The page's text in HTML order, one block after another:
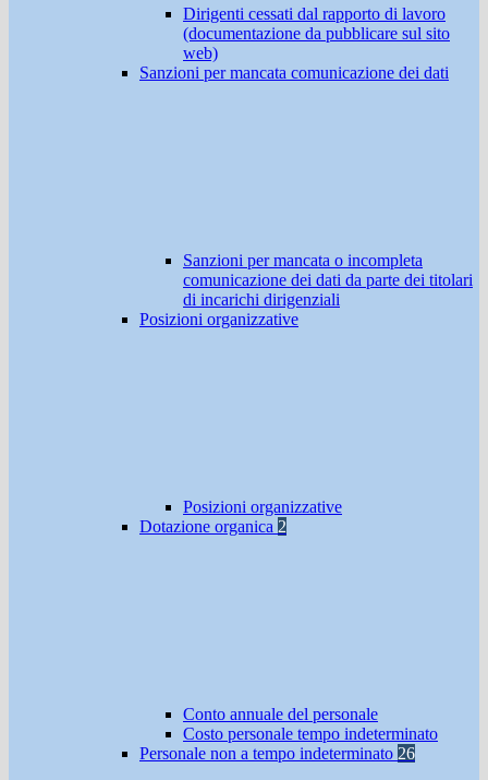
Dirigenti cessati dal rapporto di lavoro
(documentazione da pubblicare sul sito
web)
Sanzioni per mancata comunicazione dei dati
Sanzioni per mancata o incompleta
comunicazione dei dati da parte dei titolari
di incarichi dirigenziali
Posizioni organizzative
Posizioni organizzative
Dotazione organica 2
Conto annuale del personale
Costo personale tempo indeterminato
Personale non a tempo indeterminato 26